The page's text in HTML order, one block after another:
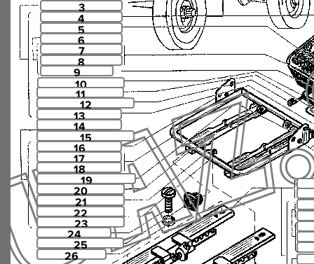
3
4
5
6
7
8
9
10
11
12
13
14
15
16
17
18
19
20
21
22
23
24
25
26